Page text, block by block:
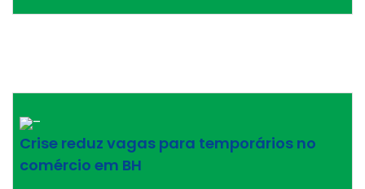
–
Crise reduz vagas para temporários no
comércio em BH